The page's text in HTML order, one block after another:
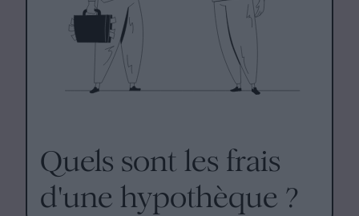
Quels sont les frais
d'une hypothèque ?